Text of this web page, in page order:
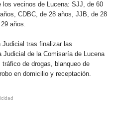
vecinos de Lucena: SJJ, de 60
CDBC, de 28 años, JJB, de 28
años.
Judicial tras finalizar las
de la Comisaría de Lucena
de drogas, blanqueo de
en domicilio y receptación.